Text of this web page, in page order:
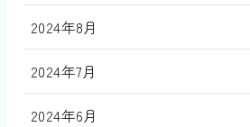
2024年8月
2024年7月
2024年6月